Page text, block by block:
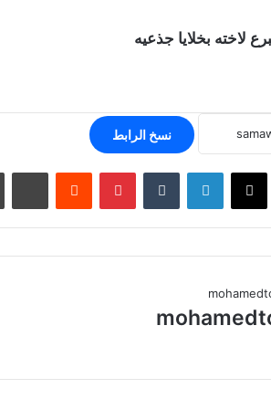
لاخته بخلايا جذعيه
نسخ الرابط
‫X لينكدإن بينتيريست